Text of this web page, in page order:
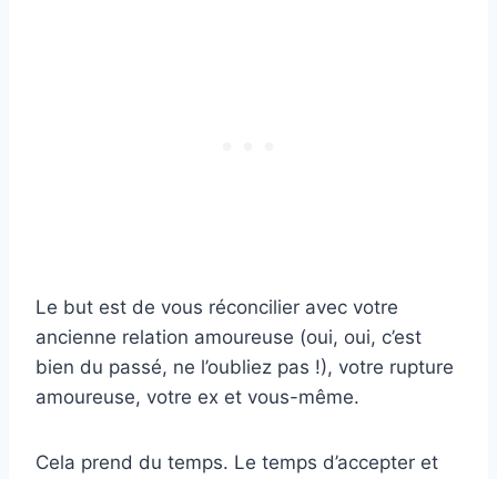
Le but est de vous réconcilier avec votre
ancienne relation amoureuse (oui, oui, c’est
bien du passé, ne l’oubliez pas !), votre rupture
amoureuse, votre ex et vous-même.
Cela prend du temps. Le temps d’accepter et